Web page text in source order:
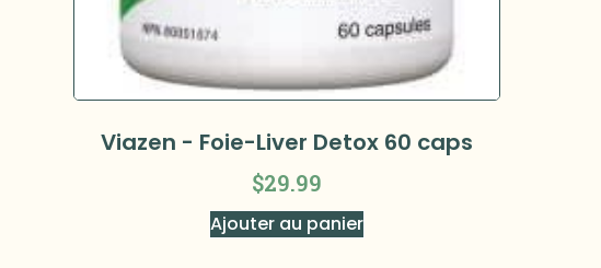
Viazen - Foie-Liver Detox 60 caps
$29.99
Ajouter au panier